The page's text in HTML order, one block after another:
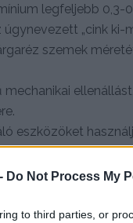
Do Not Process My
to third parties, or
legfeljebb 0,3-
„cink ki-
szemek
eszközöket
teszi lehetővé ,